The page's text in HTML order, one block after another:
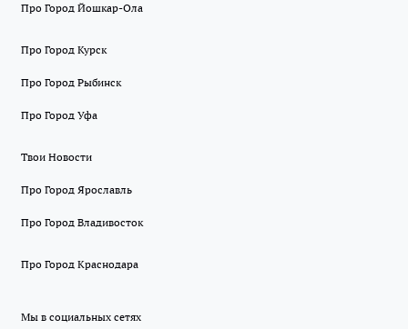
Про Город Йошкар-Ола
Про Город Курск
Про Город Рыбинск
Про Город Уфа
Твои Новости
Про Город Ярославль
Про Город Владивосток
Про Город Краснодара
Мы в социальных сетях